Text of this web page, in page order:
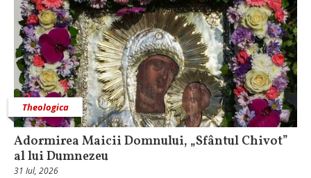
Theologica
Adormirea Maicii Domnului, „Sfântul Chivot”
al lui Dumnezeu
31 Iul, 2026